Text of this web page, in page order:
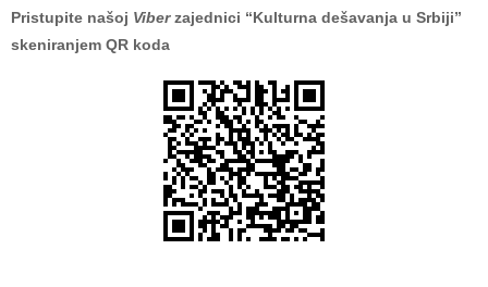
Pristupite našoj Viberzajednici “Kulturna dešavanja u Srbiji”
skeniranjem QR koda